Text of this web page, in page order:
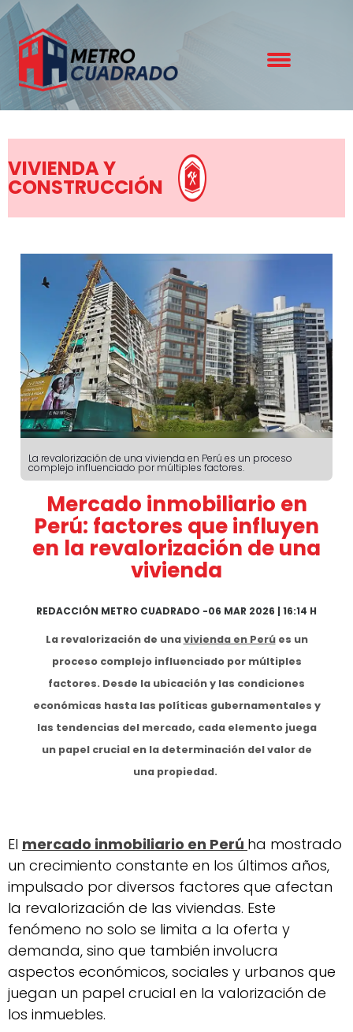
VIVIENDA Y
CONSTRUCCIÓN
La revalorización de una vivienda en Perú es un proceso
complejo influenciado por múltiples factores.
Mercado inmobiliario en
Perú: factores que influyen
en la revalorización de una
vivienda
REDACCIÓN METRO CUADRADO -06 MAR 2026 | 16:14 H
La revalorización de unavivienda en Perúes un
proceso complejo influenciado por múltiples
factores. Desde la ubicación y las condiciones
económicas hasta las políticas gubernamentales y
las tendencias del mercado, cada elemento juega
un papel crucial en la determinación del valor de
una propiedad.
El mercado inmobiliario en Perú ha mostrado
un crecimiento constante en los últimos años,
impulsado por diversos factores que afectan
la revalorización de las viviendas. Este
fenómeno no solo se limita a la oferta y
demanda, sino que también involucra
aspectos económicos, sociales y urbanos que
juegan un papel crucial en la valorización de
los inmuebles.